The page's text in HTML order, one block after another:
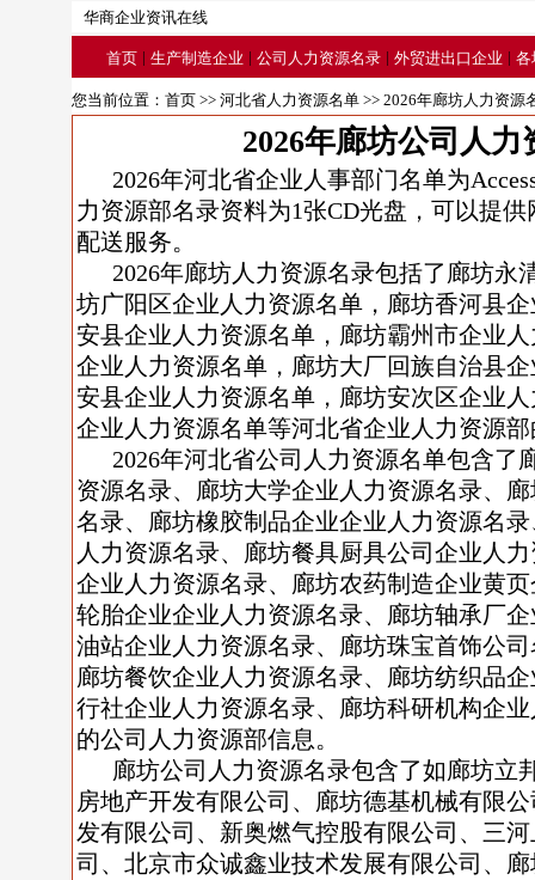
华商企业资讯在线
首页 | 生产制造企业 | 公司人力资源名录 | 外贸进出口企业 | 各
您当前位置： 首页 >> 河北省人力资源名单 >> 2026年廊坊人力资源
2026年廊坊公司人力
2026年河北省企业人事部门名单为
力资源部名录资料为1张CD光盘，可以提
配送服务。
2026年廊坊人力资源名录包括了廊坊永
坊广阳区企业人力资源名单，廊坊香河县
安县企业人力资源名单，廊坊霸州市企业
企业人力资源名单，廊坊大厂回族自治县
安县企业人力资源名单，廊坊安次区企业
企业人力资源名单等河北省企业人力资源
2026年河北省公司人力资源名单包含了
资源名录、廊坊大学企业人力资源名录、
名录、廊坊橡胶制品企业企业人力资源名
人力资源名录、廊坊餐具厨具公司企业人
企业人力资源名录、廊坊农药制造企业黄
轮胎企业企业人力资源名录、廊坊轴承厂
油站企业人力资源名录、廊坊珠宝首饰公
廊坊餐饮企业人力资源名录、廊坊纺织品
行社企业人力资源名录、廊坊科研机构企
的公司人力资源部信息。
廊坊公司人力资源名录包含了如廊坊立
房地产开发有限公司、廊坊德基机械有限
发有限公司、新奥燃气控股有限公司、三
司、北京市众诚鑫业技术发展有限公司、